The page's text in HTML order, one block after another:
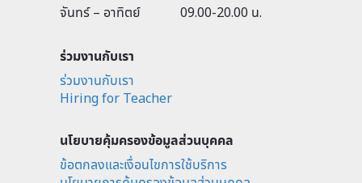
จันทร์ – อาทิตย์
09.00-20.00 น.
ร่วมงานกับเรา
ร่วมงานกับเรา
Hiring for Teacher
นโยบายคุ้มครองข้อมูลส่วนบุคคล
ข้อตกลงและเงื่อนไขการใช้บริการ